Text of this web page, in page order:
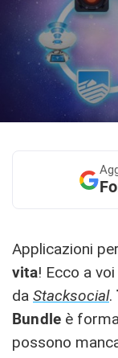
Applicazioni
vita! Ecco a
da Stacksocial.
Bundle è
possono